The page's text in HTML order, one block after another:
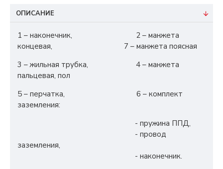
ОПИСАНИЕ
1 – наконечник, 2 – манжета
концевая, 7 – манжета поясная
3 – жильная трубка, 4 – манжета
пальцевая, пол
5 – перчатка, 6 – комплект
заземления:
- пружина ППД,
- провод
заземления,
- наконечник.